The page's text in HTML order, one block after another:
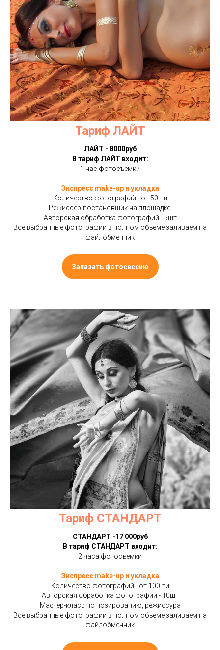
Тариф ЛАЙТ
ЛАЙТ - 8000руб
В тариф ЛАЙТ входит:
1 час фотосъемки
Экспресс make-up и укладка
Количество фотографий - от 50-ти
Режиссер-постановщик на площадке.
Авторская обработка фотографий - 5шт
Все выбранные фотографии в полном объеме заливаем на
файлобменник
Заказать фотосессию
Тариф СТАНДАРТ
СТАНДАРТ -17 000руб
В тариф СТАНДАРТ входит:
2 часа фотосъемки
Экспресс make-up и укладка
Количество фотографий - от 100-ти
Авторская обработка фотографий - 10шт
Мастер-класс по позированию, режиссура
Все выбранные фотографии в полном объеме заливаем на
файлобменник